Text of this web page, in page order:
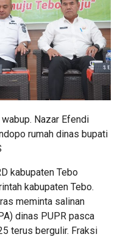
Nazar Efendi
rumah dinas bupati
kabupaten Tebo
kabupaten Tebo.
meminta salinan
dinas PUPR pasca
terus bergulir. Fraksi